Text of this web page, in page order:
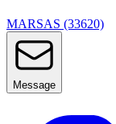
MARSAS (33620)
Message